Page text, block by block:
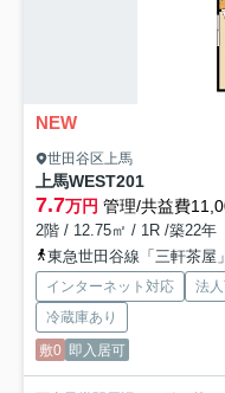
NEW
世田谷区上馬
上馬WEST201
7.7万円 管理/共益費
2階 / 12.75㎡ / 1R /築22年
東急世田谷線「三軒茶屋
インターネット対応 法
冷蔵庫あり
敷0 即入居可